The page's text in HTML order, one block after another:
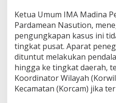
Ketua Umum IMA Madina
Pardamean Nasution,
pengungkapan kasus ini
tingkat pusat. Aparat
dituntut melakukan
hingga ke tingkat daerah,
Koordinator Wilayah
Kecamatan (Korcam) jika